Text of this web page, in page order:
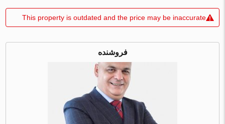
This property is outdated and the price may be inaccurate
فروشنده